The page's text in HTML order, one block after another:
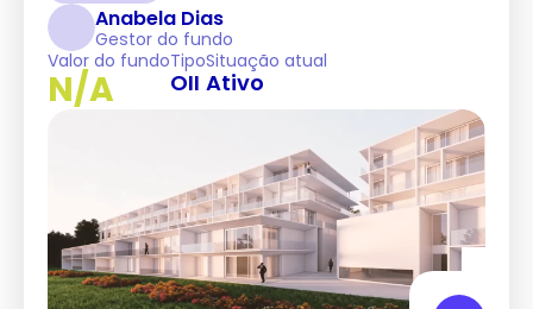
Anabela Dias
Gestor do fundo
Valor do fundo
N/A
Tipo
OII
Situação atual
Ativo